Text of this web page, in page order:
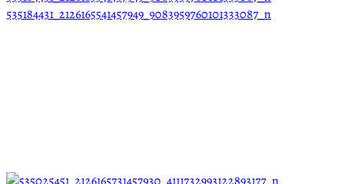
535184431_2126165541457949_9083959760101333087_n